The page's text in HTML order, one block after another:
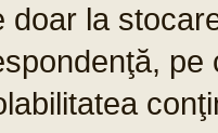
doar la
pe